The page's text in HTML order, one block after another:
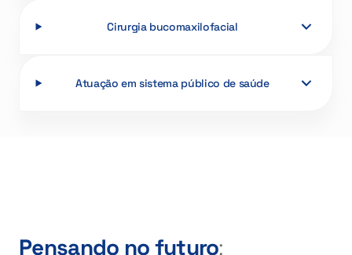
Cirurgia bucomaxilofacial
Atuação em sistema público de saúde
Pensando no futuro: